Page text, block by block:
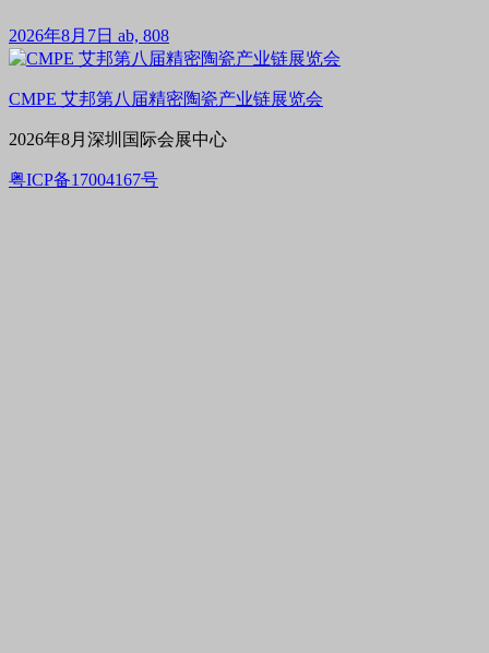
2026年8月7日 ab, 808
CMPE 艾邦第八届精密陶瓷产业链展览会
2026年8月深圳国际会展中心
粤ICP备17004167号